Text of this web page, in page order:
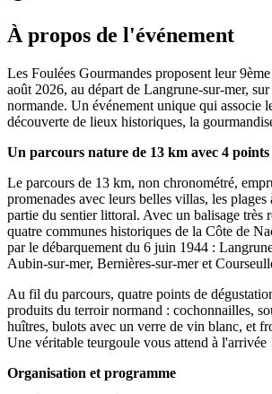
À propos de l'événement
Les Foulées Gourmandes proposent leur
août 2026, au départ de Langrune-sur-mer,
normande. Un événement unique qui associe
découverte de lieux historiques, la
Un parcours nature de 13 km avec 4 points
Le parcours de 13 km, non chronométré,
promenades avec leurs belles villas, les plages
partie du sentier littoral. Avec un balisage très
quatre communes historiques de la Côte de
par le débarquement du 6 juin 1944 :
Aubin-sur-mer, Bernières-sur-mer et
Au fil du parcours, quatre points de
produits du terroir normand : cochonnailles,
huîtres, bulots avec un verre de vin blanc, et
Une véritable teurgoule vous attend à l'arrivée
Organisation et programme